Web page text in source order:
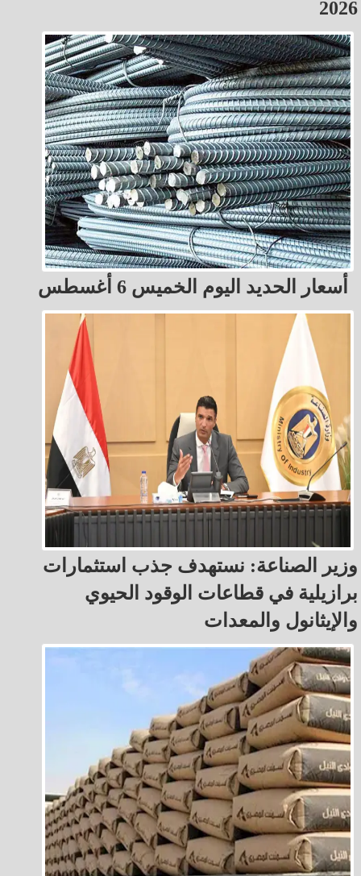
2026
أسعار الحديد اليوم الخميس 6 أغسطس
وزير الصناعة: نستهدف جذب استثمارات
برازيلية في قطاعات الوقود الحيوي
والإيثانول والمعدات